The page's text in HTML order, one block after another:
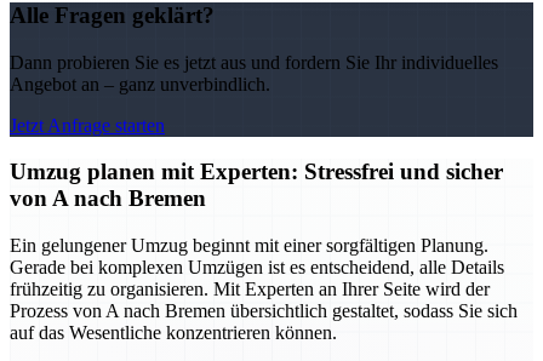
Alle Fragen geklärt?
Dann probieren Sie es jetzt aus und fordern Sie Ihr individuelles
Angebot an – ganz unverbindlich.
Jetzt Anfrage starten
Umzug planen mit Experten: Stressfrei und sicher
von A nach Bremen
Ein gelungener Umzug beginnt mit einer sorgfältigen Planung.
Gerade bei komplexen Umzügen ist es entscheidend, alle Details
frühzeitig zu organisieren. Mit Experten an Ihrer Seite wird der
Prozess von A nach Bremen übersichtlich gestaltet, sodass Sie sich
auf das Wesentliche konzentrieren können.